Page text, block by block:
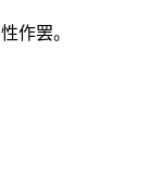
作罢。